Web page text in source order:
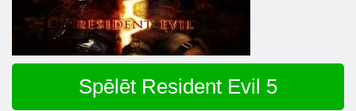
Spēlēt Resident Evil 5